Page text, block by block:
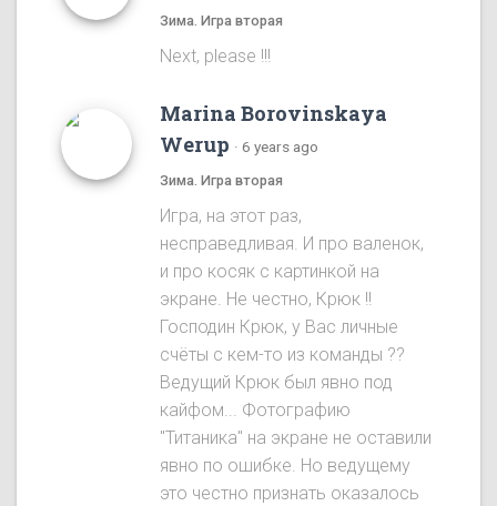
Зима. Игра вторая
Next, please !!!
Marina Borovinskaya
Werup · 6 years ago
Зима. Игра вторая
Игра, на этот раз,
несправедливая. И про валенок,
и про косяк с картинкой на
экране. Не честно, Крюк !!
Господин Крюк, у Вас личные
счёты с кем-то из команды ??
Ведущий Крюк был явнo под
кайфом... Фотографию
"Титаника" на экране не оставили
явно по ошибке. Но ведущему
это честно признать оказалось